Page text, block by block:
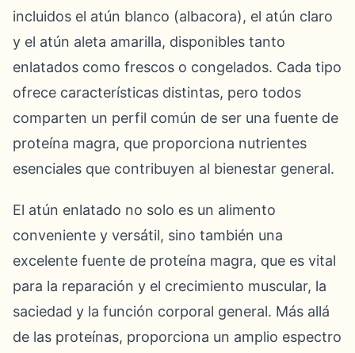
incluidos el atún blanco (albacora), el atún claro
y el atún aleta amarilla, disponibles tanto
enlatados como frescos o congelados. Cada tipo
ofrece características distintas, pero todos
comparten un perfil común de ser una fuente de
proteína magra, que proporciona nutrientes
esenciales que contribuyen al bienestar general.
El atún enlatado no solo es un alimento
conveniente y versátil, sino también una
excelente fuente de proteína magra, que es vital
para la reparación y el crecimiento muscular, la
saciedad y la función corporal general. Más allá
de las proteínas, proporciona un amplio espectro